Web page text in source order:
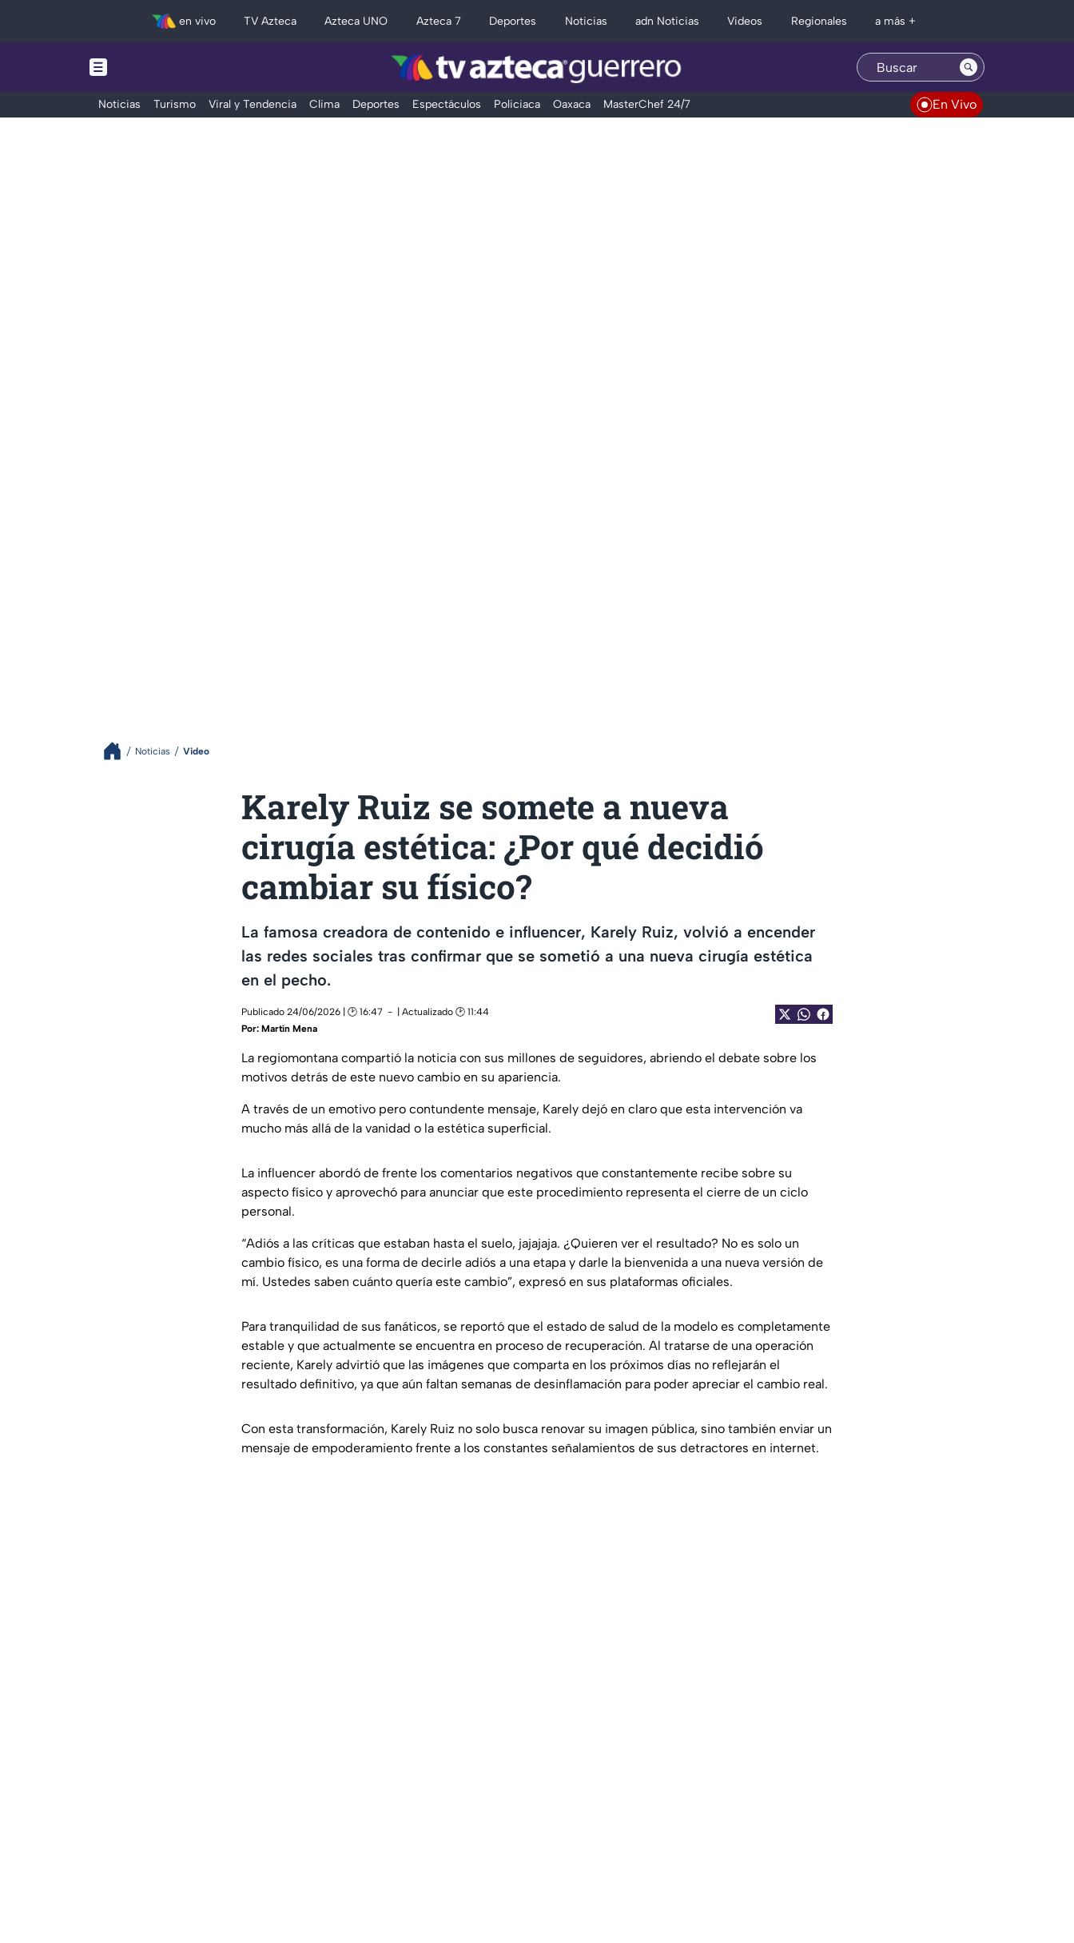
en vivo TV Azteca Azteca UNO Azteca 7 Deportes Noticias adn Noticias Videos Regionales a más +
Noticias Turismo Viral y Tendencia Clima Deportes Espectáculos Policiaca Oaxaca MasterChef 24/7 En Vivo
Noticias Video
Karely Ruiz se somete a nueva
cirugía estética: ¿Por qué decidió
cambiar su físico?
La famosa creadora de contenido e influencer, Karely Ruiz, volvió a encender
las redes sociales tras confirmar que se sometió a una nueva cirugía estética
en el pecho.
Publicado 24/06/2026 | 🕑 16:47
| Actualizado 🕑 11:44
Por: Martín Mena
La regiomontana compartió la noticia con sus millones de seguidores, abriendo el debate sobre los
motivos detrás de este nuevo cambio en su apariencia.
A través de un emotivo pero contundente mensaje, Karely dejó en claro que esta intervención va
mucho más allá de la vanidad o la estética superficial.
La influencer abordó de frente los comentarios negativos que constantemente recibe sobre su
aspecto físico y aprovechó para anunciar que este procedimiento representa el cierre de un ciclo
personal.
“Adiós a las críticas que estaban hasta el suelo, jajajaja. ¿Quieren ver el resultado? No es solo un
cambio físico, es una forma de decirle adiós a una etapa y darle la bienvenida a una nueva versión de
mí. Ustedes saben cuánto quería este cambio”, expresó en sus plataformas oficiales.
Para tranquilidad de sus fanáticos, se reportó que el estado de salud de la modelo es completamente
estable y que actualmente se encuentra en proceso de recuperación. Al tratarse de una operación
reciente, Karely advirtió que las imágenes que comparta en los próximos días no reflejarán el
resultado definitivo, ya que aún faltan semanas de desinflamación para poder apreciar el cambio real.
Con esta transformación, Karely Ruiz no solo busca renovar su imagen pública, sino también enviar un
mensaje de empoderamiento frente a los constantes señalamientos de sus detractores en internet.